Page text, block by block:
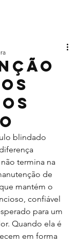
blindado
termina na
de
mantém o
confiável
para um
Quando ela é
em forma